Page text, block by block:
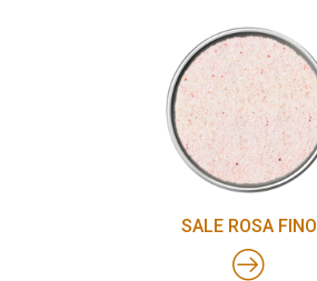
SALE ROSA FINO